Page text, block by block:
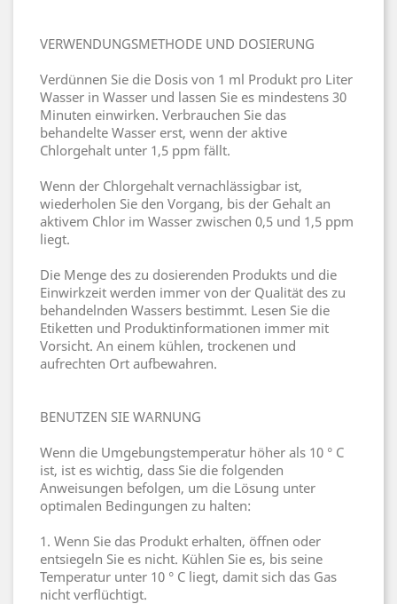
VERWENDUNGSMETHODE UND DOSIERUNG
Verdünnen Sie die Dosis von 1 ml Produkt pro Liter
Wasser in Wasser und lassen Sie es mindestens 30
Minuten einwirken. Verbrauchen Sie das
behandelte Wasser erst, wenn der aktive
Chlorgehalt unter 1,5 ppm fällt.
Wenn der Chlorgehalt vernachlässigbar ist,
wiederholen Sie den Vorgang, bis der Gehalt an
aktivem Chlor im Wasser zwischen 0,5 und 1,5 ppm
liegt.
Die Menge des zu dosierenden Produkts und die
Einwirkzeit werden immer von der Qualität des zu
behandelnden Wassers bestimmt. Lesen Sie die
Etiketten und Produktinformationen immer mit
Vorsicht. An einem kühlen, trockenen und
aufrechten Ort aufbewahren.
BENUTZEN SIE WARNUNG
Wenn die Umgebungstemperatur höher als 10 ° C
ist, ist es wichtig, dass Sie die folgenden
Anweisungen befolgen, um die Lösung unter
optimalen Bedingungen zu halten:
1. Wenn Sie das Produkt erhalten, öffnen oder
entsiegeln Sie es nicht. Kühlen Sie es, bis seine
Temperatur unter 10 ° C liegt, damit sich das Gas
nicht verflüchtigt.